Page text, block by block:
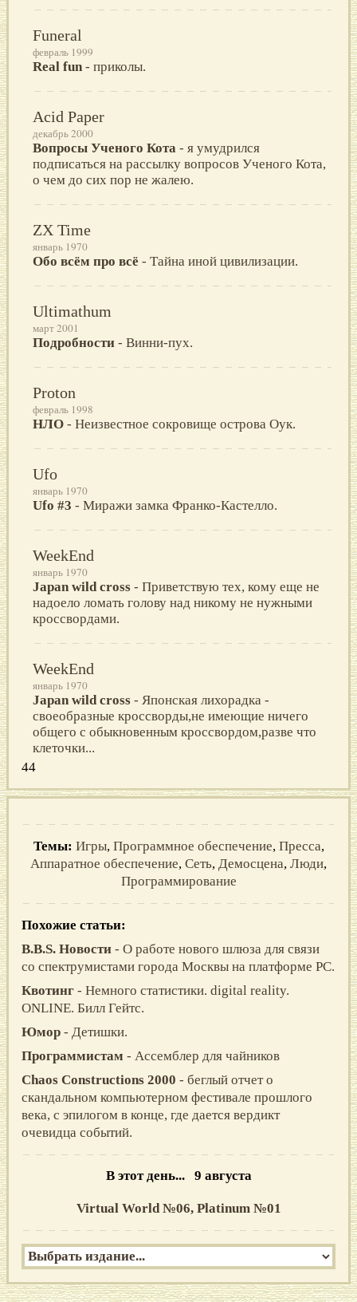
Funeral
февраль 1999
Real fun - приколы.
Acid Paper
декабрь 2000
Вопросы Ученого Кота - я умудрился
подписаться на рассылку вопросов Ученого Кота,
о чем до сих пор не жалею.
ZX Time
январь 1970
Обо всём про всё - Тайна иной цивилизации.
Ultimathum
март 2001
Подробности - Винни-пух.
Proton
февраль 1998
НЛО - Hеизвестное сокровище острова Оук.
Ufo
январь 1970
Ufo #3 - Миражи замка Франко-Кастелло.
WeekEnd
январь 1970
Japan wild cross - Приветствую тех, кому еще не
надоело ломать голову над никому не нужными
кроссвордами.
WeekEnd
январь 1970
Japan wild cross - Японская лихорадка -
своеобразные кроссворды,не имеющие ничего
общего с обыкновенным кроссвордом,разве что
клеточки...
44
Темы: Игры, Программное обеспечение, Пресса,
Аппаратное обеспечение, Сеть, Демосцена, Люди,
Программирование
Похожие статьи:
B.B.S. Новости - О работе нового шлюза для связи
со спектрумистами города Москвы на платформе PC.
Квотинг - Немного статистики. digital reality.
ONLINE. Билл Гейтс.
Юмор - Детишки.
Программистам - Ассемблер для чайников
Chaos Constructions 2000 - беглый отчет о
скандальном компьютерном фестивале прошлого
века, с эпилогом в конце, где дается вердикт
очевидца событий.
В этот день... 9 августа
Virtual World №06, Platinum №01